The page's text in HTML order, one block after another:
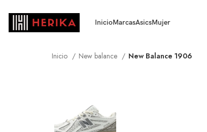
InicioMarcasAsicsMujer
Inicio New balance New Balance 1906